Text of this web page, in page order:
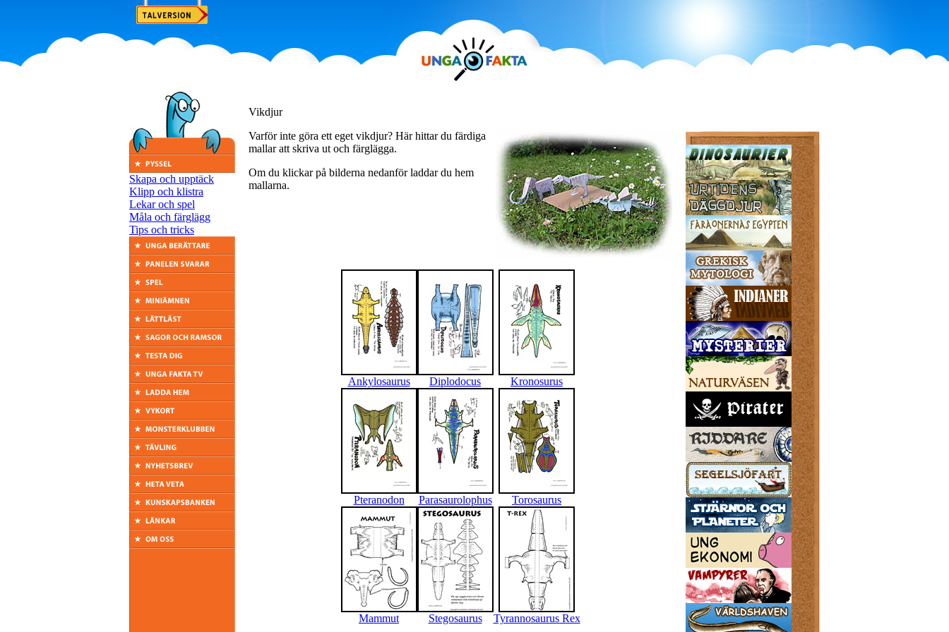
Skapa och upptäck
Klipp och klistra
Lekar och spel
Måla och färglägg
Tips och tricks
Vikdjur
Varför inte göra ett eget vikdjur? Här hittar du färdiga
mallar att skriva ut och färglägga.
Om du klickar på bilderna nedanför laddar du hem
mallarna.
Ankylosaurus Diplodocus Kronosurus
Pteranodon Parasaurolophus Torosaurus
Mammut Stegosaurus Tyrannosaurus Rex